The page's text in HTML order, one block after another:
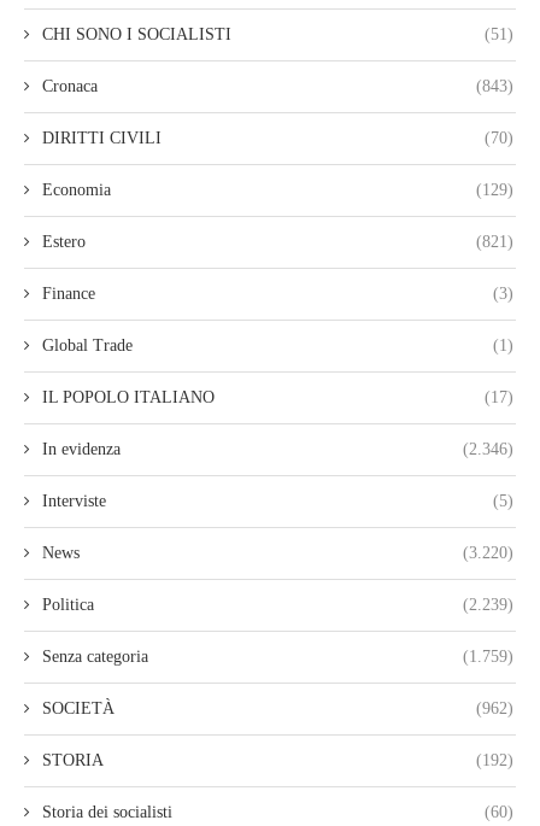
CHI SONO I SOCIALISTI (51)
Cronaca (843)
DIRITTI CIVILI (70)
Economia (129)
Estero (821)
Finance (3)
Global Trade (1)
IL POPOLO ITALIANO (17)
In evidenza (2.346)
Interviste (5)
News (3.220)
Politica (2.239)
Senza categoria (1.759)
SOCIETÀ (962)
STORIA (192)
Storia dei socialisti (60)